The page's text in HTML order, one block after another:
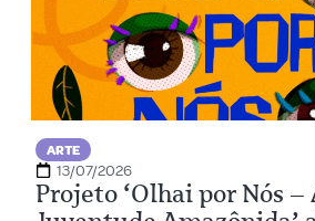
ARTE
13/07/2026
Projeto ‘Olhai por Nós –